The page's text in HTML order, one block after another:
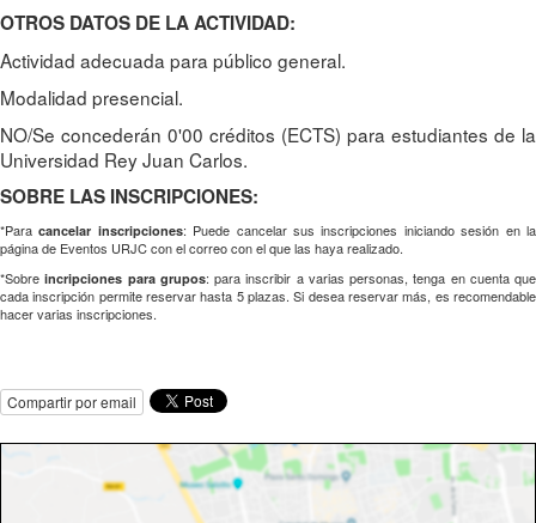
OTROS DATOS DE LA ACTIVIDAD:
Actividad adecuada para público general.
Modalidad presencial.
NO/Se concederán 0'00 créditos (ECTS) para estudiantes de la
Universidad Rey Juan Carlos.
SOBRE LAS INSCRIPCIONES:
*Para cancelar inscripciones: Puede cancelar sus inscripciones iniciando sesión en la
página de Eventos URJC con el correo con el que las haya realizado.
*Sobreincripciones para grupos: para inscribir a varias personas, tenga en cuenta que
cada inscripción permite reservar hasta 5 plazas. Si desea reservar más, es recomendable
hacer varias inscripciones.
Compartir por email